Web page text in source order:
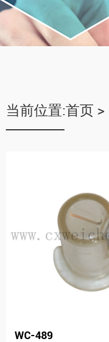
当前位置:首页 >
WC-489